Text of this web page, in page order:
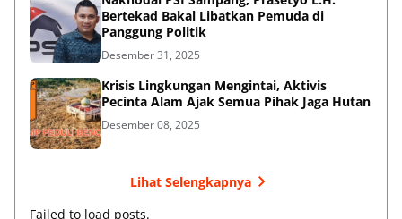
Bertekad Bakal Libatkan Pemuda di
Panggung Politik
Desember 31, 2025
Krisis Lingkungan Mengintai, Aktivis
Pecinta Alam Ajak Semua Pihak Jaga Hutan
Desember 08, 2025
Lihat Selengkapnya
Failed to load posts.